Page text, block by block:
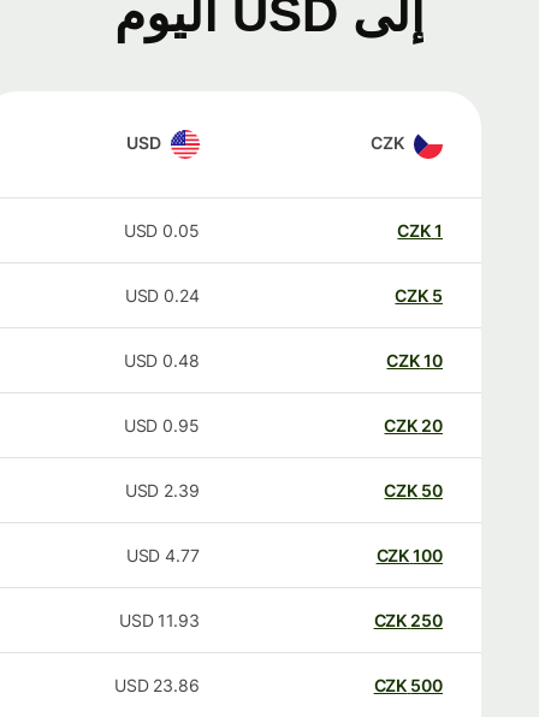
إلى USD اليوم
CZK
USD
CZK
0.05
USD
CZK
0.24
USD
CZK
0.48
USD
20
CZK
0.95
USD
50
CZK
2.39
USD
100
CZK
4.77
USD
250
CZK
11.93
USD
500
CZK
23.86
USD